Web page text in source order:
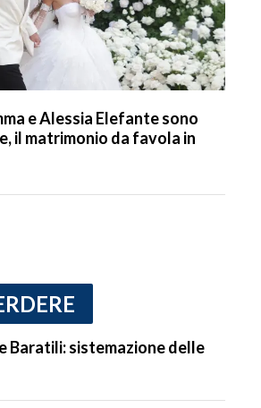
e Alessia Elefante sono
il matrimonio da favola in
Baratili: sistemazione delle